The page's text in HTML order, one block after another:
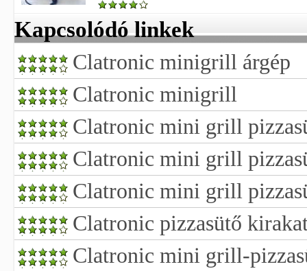
Kapcsolódó linkek
Clatronic minigrill árgép
Clatronic minigrill
Clatronic mini grill
Clatronic mini grill
Clatronic mini grill
Clatronic pizzasütő
Clatronic mini grill-